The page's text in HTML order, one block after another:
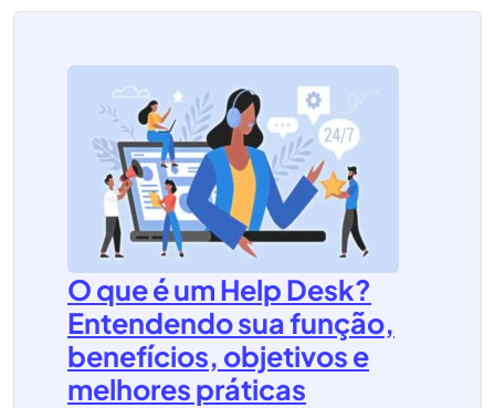
O que é um Help Desk?
Entendendo sua função,
benefícios, objetivos e
melhores práticas